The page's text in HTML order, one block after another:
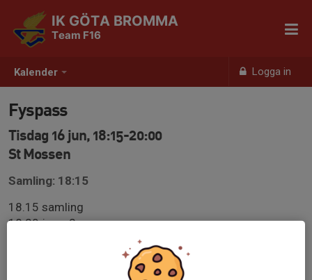
Kalender Logga in
IK GÖTA BROMMA
Team F16
Fyspass
Tisdag 16 jun, 18:15-20:00
St Mossen
Samling: 18:15
18.15 samling
18.20 jogg 2 varv
18.30-19.30 fys i gymmet